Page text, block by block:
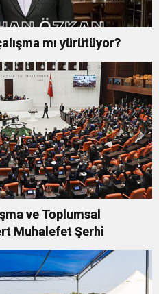
mı yürütüyor?
ve Toplumsal
Muhalefet Şerhi